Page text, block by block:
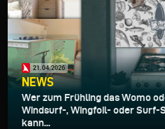
21.04.2026
NEWS
Wer zum Frühling das Womo
Windsurf-, Wingfoil- oder Surf-
kann...